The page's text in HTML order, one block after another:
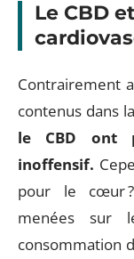
Le CBD
Contrairement
contenus dans
le CBD ont
inoffensif.
pour le cœur
menées sur
consommation